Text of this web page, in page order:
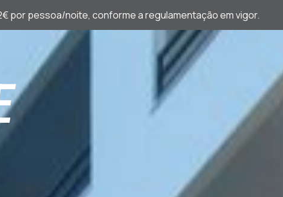
por pessoa/noite, conforme a regulamentação em vigor.